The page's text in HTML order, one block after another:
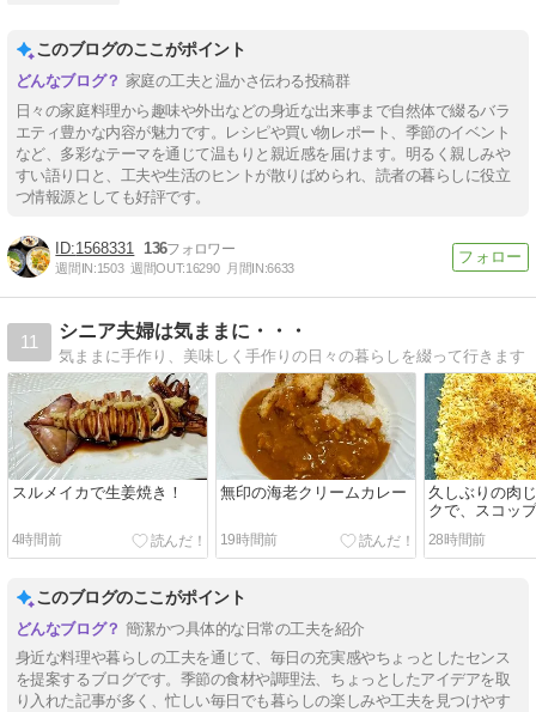
このブログのここがポイント
家庭の工夫と温かさ伝わる投稿群
日々の家庭料理から趣味や外出などの身近な出来事まで自然体で綴るバラ
エティ豊かな内容が魅力です。レシピや買い物レポート、季節のイベント
など、多彩なテーマを通じて温もりと親近感を届けます。明るく親しみや
すい語り口と、工夫や生活のヒントが散りばめられ、読者の暮らしに役立
つ情報源としても好評です。
1568331 136
週間IN:1503 週間OUT:16290 月間IN:6633
11
シニア夫婦は気ままに・・・
気ままに手作り、美味しく手作りの日々の暮らしを綴って行きます
スルメイカで生姜焼き！
4時間前
無印の海老クリームカレー
19時間前
久しぶりの肉
クで、スコッ
す！
28時間前
このブログのここがポイント
簡潔かつ具体的な日常の工夫を紹介
身近な料理や暮らしの工夫を通じて、毎日の充実感やちょっとしたセンス
を提案するブログです。季節の食材や調理法、ちょっとしたアイデアを取
り入れた記事が多く、忙しい毎日でも暮らしの楽しみや工夫を見つけやす